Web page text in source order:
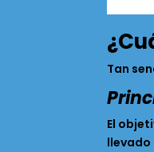
Tan
El
llevado